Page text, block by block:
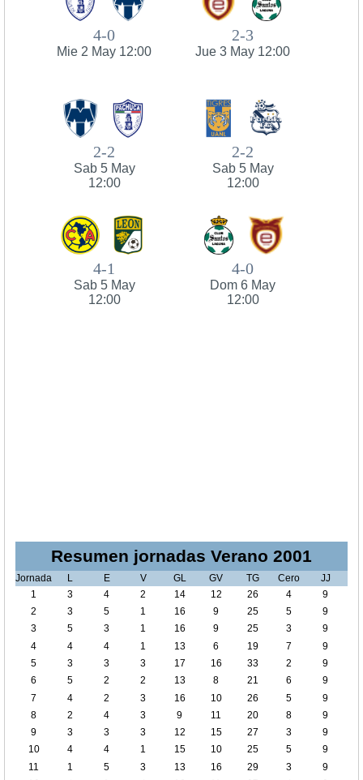
4-0
Mie 2 May 12:00
2-3
Jue 3 May 12:00
2-2
Sab 5 May
12:00
2-2
Sab 5 May
12:00
4-1
Sab 5 May
12:00
4-0
Dom 6 May
12:00
Resumen jornadas Verano 2001
Jornada L E V GL GV TG Cero
JJ
1
3 4 2 14 12 26 4
9
2
3 5 1 16 9 25 5
9
3
5 3 1 16 9 25 3
9
4
4 4 1 13 6 19 7
9
5
3 3 3 17 16 33 2
9
6
5 2 2 13 8 21 6
9
7
4 2 3 16 10 26 5
9
8
2 4 3 9 11 20 8
9
9
3 3 3 12 15 27 3
9
10
4 4 1 15 10 25 5
9
11
1 5 3 13 16 29 3
9